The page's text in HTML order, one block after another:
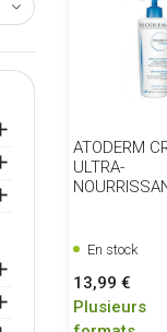
ATODERM
ULTRA-
En stock
Prix
13,99 €
Plusieurs